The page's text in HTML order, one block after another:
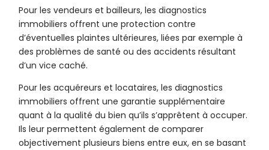
Pour les vendeurs et bailleurs, les diagnostics
immobiliers offrent une protection contre
d’éventuelles plaintes ultérieures, liées par exemple à
des problèmes de santé ou des accidents résultant
d’un vice caché.
Pour les acquéreurs et locataires, les diagnostics
immobiliers offrent une garantie supplémentaire
quant à la qualité du bien qu’ils s’apprêtent à occuper.
Ils leur permettent également de comparer
objectivement plusieurs biens entre eux, en se basant